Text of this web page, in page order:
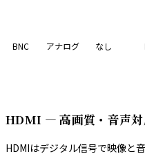
BNC アナログ なし
HDMI — 高画質・音声対
HDMIはデジタル信号で映像と